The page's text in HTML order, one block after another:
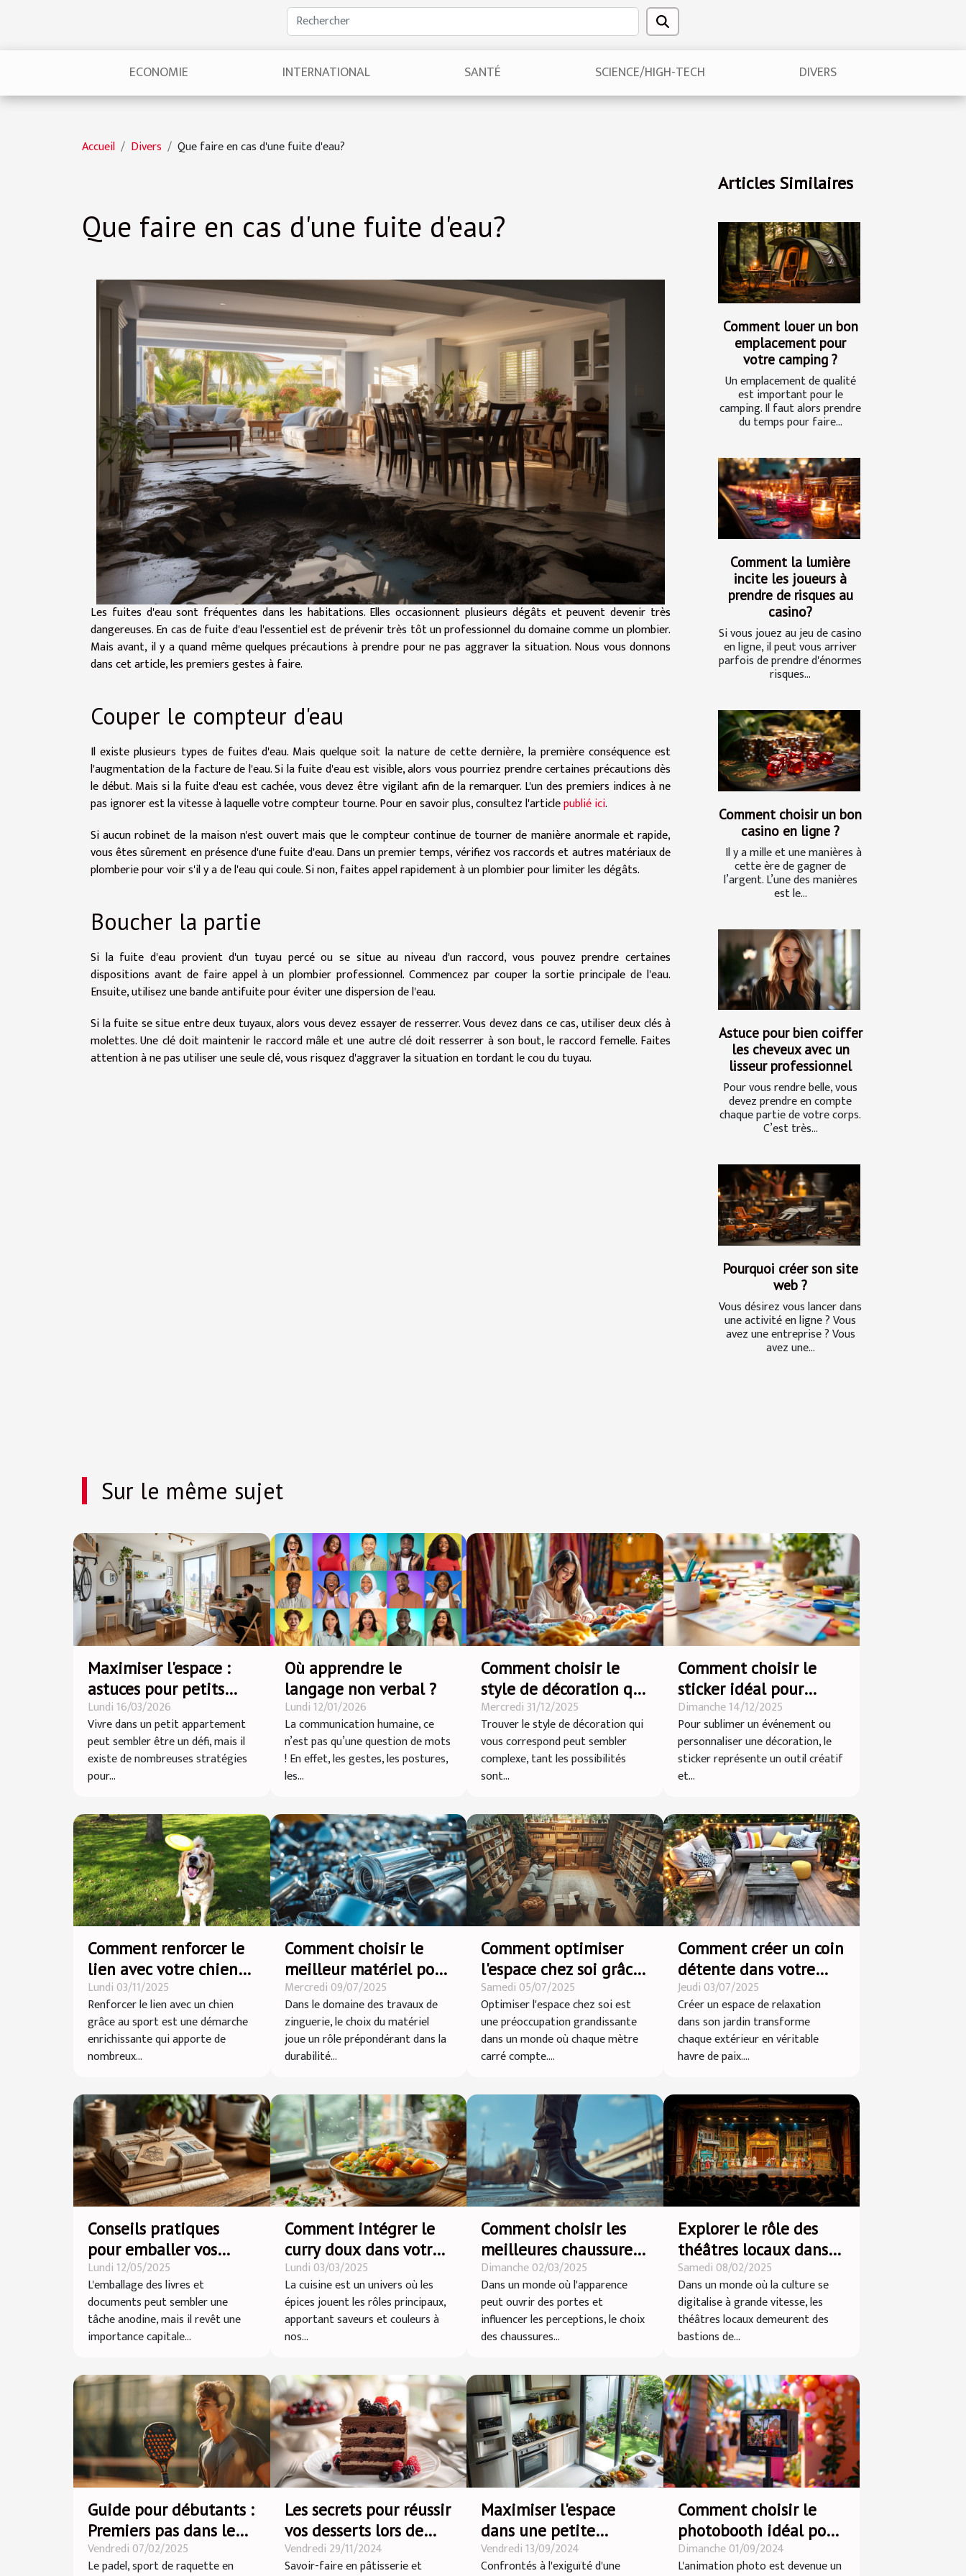
ECONOMIE INTERNATIONAL SANTÉ SCIENCE/HIGH-TECH DIVERS
Accueil Divers Que faire en cas d'une fuite d'eau?
Que faire en cas d'une fuite d'eau?
Les fuites d'eau sont fréquentes dans les habitations. Elles occasionnent plusieurs dégâts et peuvent devenir très
dangereuses. En cas de fuite d'eau l'essentiel est de prévenir très tôt un professionnel du domaine comme un plombier.
Mais avant, il y a quand même quelques précautions à prendre pour ne pas aggraver la situation. Nous vous donnons
dans cet article, les premiers gestes à faire.
Couper le compteur d'eau
Il existe plusieurs types de fuites d'eau. Mais quelque soit la nature de cette dernière, la première conséquence est
l'augmentation de la facture de l'eau. Si la fuite d'eau est visible, alors vous pourriez prendre certaines précautions dès
le début. Mais si la fuite d'eau est cachée, vous devez être vigilant afin de la remarquer. L'un des premiers indices à ne
pas ignorer est la vitesse à laquelle votre compteur tourne. Pour en savoir plus, consultez l'articlepublié ici.
Si aucun robinet de la maison n'est ouvert mais que le compteur continue de tourner de manière anormale et rapide,
vous êtes sûrement en présence d'une fuite d'eau. Dans un premier temps, vérifiez vos raccords et autres matériaux de
plomberie pour voir s'il y a de l'eau qui coule. Si non, faites appel rapidement à un plombier pour limiter les dégâts.
Boucher la partie
Si la fuite d'eau provient d'un tuyau percé ou se situe au niveau d'un raccord, vous pouvez prendre certaines
dispositions avant de faire appel à un plombier professionnel. Commencez par couper la sortie principale de l'eau.
Ensuite, utilisez une bande antifuite pour éviter une dispersion de l'eau.
Si la fuite se situe entre deux tuyaux, alors vous devez essayer de resserrer. Vous devez dans ce cas, utiliser deux clés à
molettes. Une clé doit maintenir le raccord mâle et une autre clé doit resserrer à son bout, le raccord femelle. Faites
attention à ne pas utiliser une seule clé, vous risquez d'aggraver la situation en tordant le cou du tuyau.
Articles Similaires
Comment louer un bon
emplacement pour
votre camping ?
Un emplacement de qualité
est important pour le
camping. Il faut alors prendre
du temps pour faire...
Comment la lumière
incite les joueurs à
prendre de risques au
casino?
Si vous jouez au jeu de casino
en ligne, il peut vous arriver
parfois de prendre d'énormes
risques...
Comment choisir un bon
casino en ligne ?
Il y a mille et une manières à
cette ère de gagner de
l’argent. L’une des manières
est le...
Astuce pour bien coiffer
les cheveux avec un
lisseur professionnel
Pour vous rendre belle, vous
devez prendre en compte
chaque partie de votre corps.
C’est très...
Pourquoi créer son site
web ?
Vous désirez vous lancer dans
une activité en ligne ? Vous
avez une entreprise ? Vous
avez une...
Sur le même sujet
Maximiser l'espace :
astuces pour petits
appartements
Lundi 16/03/2026
Vivre dans un petit appartement
peut sembler être un défi, mais il
existe de nombreuses stratégies
pour...
Où apprendre le
langage non verbal ?
Lundi 12/01/2026
La communication humaine, ce
n’est pas qu’une question de mots
! En effet, les gestes, les postures,
les...
Comment choisir le
style de décoration qui
vous correspond ?
Mercredi 31/12/2025
Trouver le style de décoration qui
vous correspond peut sembler
complexe, tant les possibilités
sont...
Comment choisir le
sticker idéal pour
chaque occasion ?
Dimanche 14/12/2025
Pour sublimer un événement ou
personnaliser une décoration, le
sticker représente un outil créatif
et...
Comment renforcer le
lien avec votre chien
par le sport ?
Lundi 03/11/2025
Renforcer le lien avec un chien
grâce au sport est une démarche
enrichissante qui apporte de
nombreux...
Comment choisir le
meilleur matériel pour
vos travaux de
zinguerie ?
Mercredi 09/07/2025
Dans le domaine des travaux de
zinguerie, le choix du matériel
joue un rôle prépondérant dans la
durabilité...
Comment optimiser
l'espace chez soi grâce
au débarras
professionnel ?
Samedi 05/07/2025
Optimiser l'espace chez soi est
une préoccupation grandissante
dans un monde où chaque mètre
carré compte....
Comment créer un coin
détente dans votre
jardin ?
Jeudi 03/07/2025
Créer un espace de relaxation
dans son jardin transforme
chaque extérieur en véritable
havre de paix....
Conseils pratiques
pour emballer vos
livres et documents
efficacement
Lundi 12/05/2025
L'emballage des livres et
documents peut sembler une
tâche anodine, mais il revêt une
importance capitale...
Comment intégrer le
curry doux dans votre
cuisine quotidienne
Lundi 03/03/2025
La cuisine est un univers où les
épices jouent les rôles principaux,
apportant saveurs et couleurs à
nos...
Comment choisir les
meilleures chaussures
rehaussantes pour
hommes
Dimanche 02/03/2025
Dans un monde où l'apparence
peut ouvrir des portes et
influencer les perceptions, le choix
des chaussures...
Explorer le rôle des
théâtres locaux dans
la promotion de la
culture artistique
Samedi 08/02/2025
Dans un monde où la culture se
digitalise à grande vitesse, les
théâtres locaux demeurent des
bastions de...
Guide pour débutants :
Premiers pas dans le
monde du padel
Vendredi 07/02/2025
Le padel, sport de raquette en
Les secrets pour réussir
vos desserts lors de
grandes occasions
Vendredi 29/11/2024
Savoir-faire en pâtisserie et
Maximiser l'espace
dans une petite
cuisine : astuces et
conseils
Vendredi 13/09/2024
Confrontés à l'exiguïté d'une
Comment choisir le
photobooth idéal pour
votre prochain
événement
Dimanche 01/09/2024
L'animation photo est devenue un